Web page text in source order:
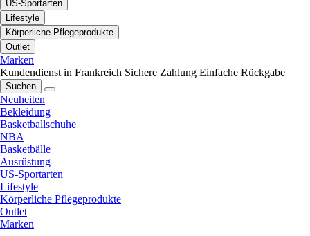
US-Sportarten
Lifestyle
Körperliche Pflegeprodukte
Outlet
Marken
Kundendienst in Frankreich Sichere Zahlung Einfache Rückgabe
Suchen
Neuheiten
Bekleidung
Basketballschuhe
NBA
Basketbälle
Ausrüstung
US-Sportarten
Lifestyle
Körperliche Pflegeprodukte
Outlet
Marken